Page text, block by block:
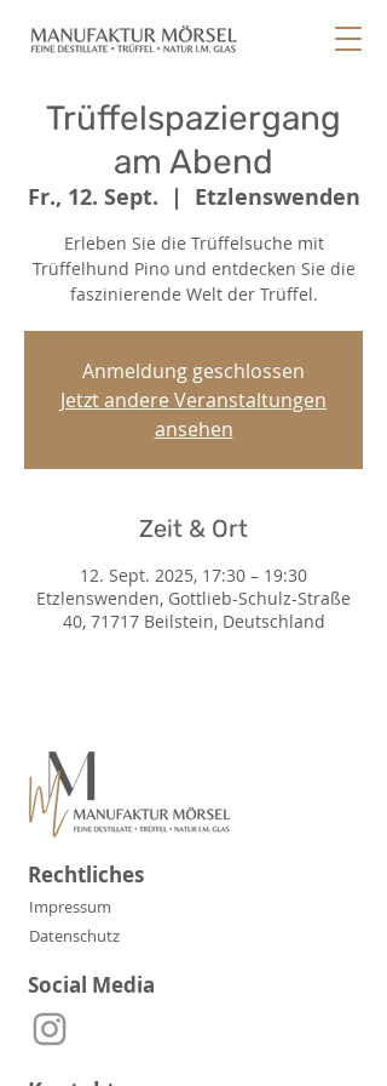
Trüffelspaziergang
am Abend
Fr., 12. Sept.
  |
Etzlenswenden
Erleben Sie die Trüffelsuche mit
Trüffelhund Pino und entdecken Sie die
faszinierende Welt der Trüffel.
Anmeldung geschlossen
Jetzt andere Veranstaltungen
ansehen
Zeit & Ort
12. Sept. 2025, 17:30 – 19:30
Etzlenswenden, Gottlieb-Schulz-Straße
40, 71717 Beilstein, Deutschland
Rechtliches
Impressum
Datenschutz
Social Media